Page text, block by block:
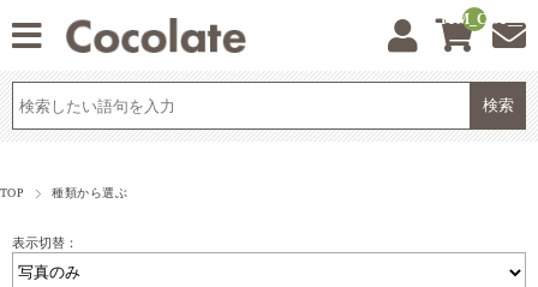
__ITM_CNT__
TOP 種類から選ぶ
表示切替：